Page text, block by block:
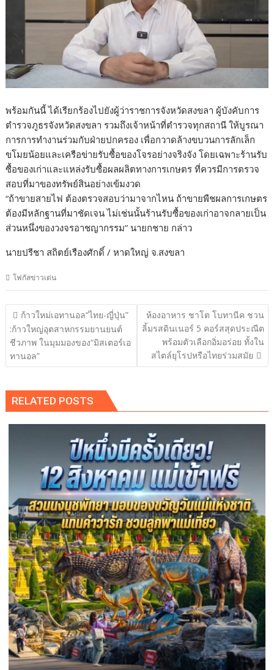
พร้อมกันนี้ ได้เรียกร้องไปยังผู้ว่าราชการจังหวัดสงขลา ผู้บังคับการ
ตำรวจภูธรจังหวัดสงขลา รวมถึงเจ้าหน้าที่ตำรวจทุกสถานี ให้บูรณา
การการทำงานร่วมกับฝ่ายปกครอง เพื่อกวาดล้างขบวนการลักเล็ก
ขโมยน้อยและเครือข่ายรับซื้อของโจรอย่างจริงจัง โดยเฉพาะร้านรับ
ซื้อของเก่าและแหล่งรับซื้อผลผลิตทางการเกษตร ที่ควรมีการตรวจ
สอบที่มาของทรัพย์สินอย่างเข้มงวด
“ถ้าขายสายไฟ ต้องตรวจสอบว่ามาจากไหน ถ้าขายพืชผลการเกษตร
ต้องมีหลักฐานที่มาชัดเจน ไม่เช่นนั้นร้านรับซื้อของเก่าอาจกลายเป็น
ส่วนหนึ่งของวงจรอาชญากรรม” นายกชาย กล่าว
นายปรีชา สถิตย์เรืองศักดิ์ / หาดใหญ่ จ.สงขลา
โฟกัสข่าวเด่น
แนะแนว
เรื่อง
ก้าวใหม่เอทานอล“ไทย-ญี่ปุ่น”
:ก้าวใหญ่อุตสาหกรรมยานยนต์
ชีวภาพ ในมุมมองของ“มิสเตอร์เอ
ทานอล”
ห้องอาหาร ชาโต โบทานีค ชวน
ลิ้มรสดินเนอร์ 5 คอร์สสุดประณีต
พร้อมตัวเลือกอิ่มอร่อย ทั้งใน
สไตล์ยุโรปหรือไทยร่วมสมัย
RELATED POSTS